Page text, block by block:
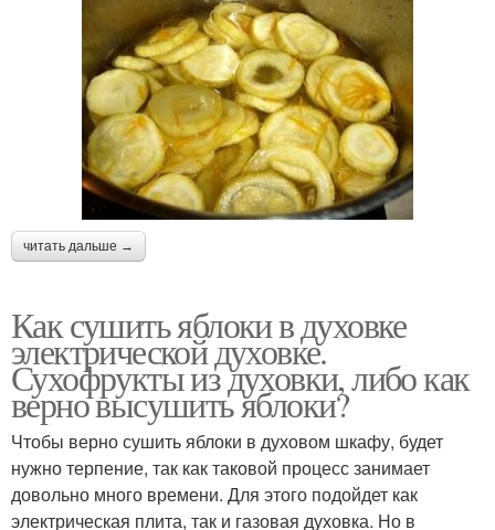
читать дальше →
Как сушить яблоки в духовке
электрической духовке.
Сухофрукты из духовки, либо как
верно высушить яблоки?
Чтобы верно сушить яблоки в духовом шкафу, будет
нужно терпение, так как таковой процесс занимает
довольно много времени. Для этого подойдет как
электрическая плита, так и газовая духовка. Но в